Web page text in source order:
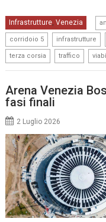
Infrastrutture,Venezia
corridoio 5 infrastrutture
terza corsia traffico
Arena Venezia
fasi finali
2 Luglio 2026